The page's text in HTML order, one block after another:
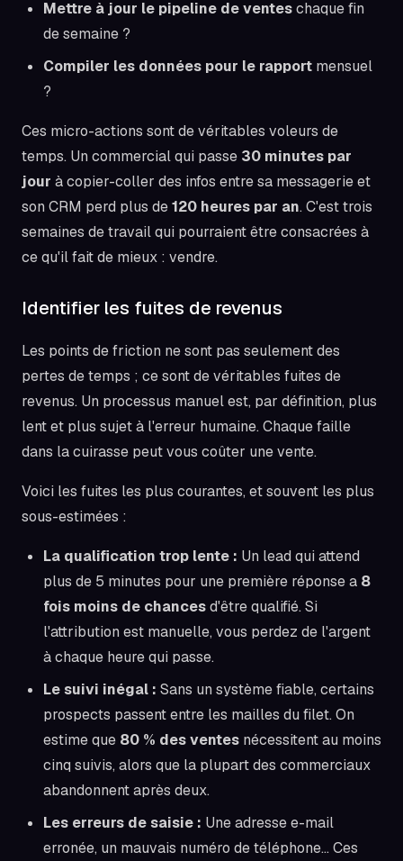
Mettre à jour le pipeline de venteschaque fin
de semaine ?
Compiler les données pour le rapport mensuel
?
Ces micro-actions sont de véritables voleurs de
temps. Un commercial qui passe 30 minutes par
jour à copier-coller des infos entre sa messagerie et
son CRM perd plus de120 heures par an. C'est trois
semaines de travail qui pourraient être consacrées à
ce qu'il fait de mieux : vendre.
Identifier les fuites de revenus
Les points de friction ne sont pas seulement des
pertes de temps ; ce sont de véritables fuites de
revenus. Un processus manuel est, par définition, plus
lent et plus sujet à l'erreur humaine. Chaque faille
dans la cuirasse peut vous coûter une vente.
Voici les fuites les plus courantes, et souvent les plus
sous-estimées :
La qualification trop lente : Un lead qui attend
plus de 5 minutes pour une première réponse a 8
fois moins de chancesd'être qualifié. Si
l'attribution est manuelle, vous perdez de l'argent
à chaque heure qui passe.
Le suivi inégal : Sans un système fiable, certains
prospects passent entre les mailles du filet. On
estime que 80 % des ventes nécessitent au moins
cinq suivis, alors que la plupart des commerciaux
abandonnent après deux.
Les erreurs de saisie : Une adresse e-mail
erronée, un mauvais numéro de téléphone... Ces